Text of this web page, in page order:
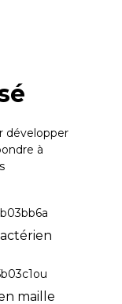
développer
à
maille